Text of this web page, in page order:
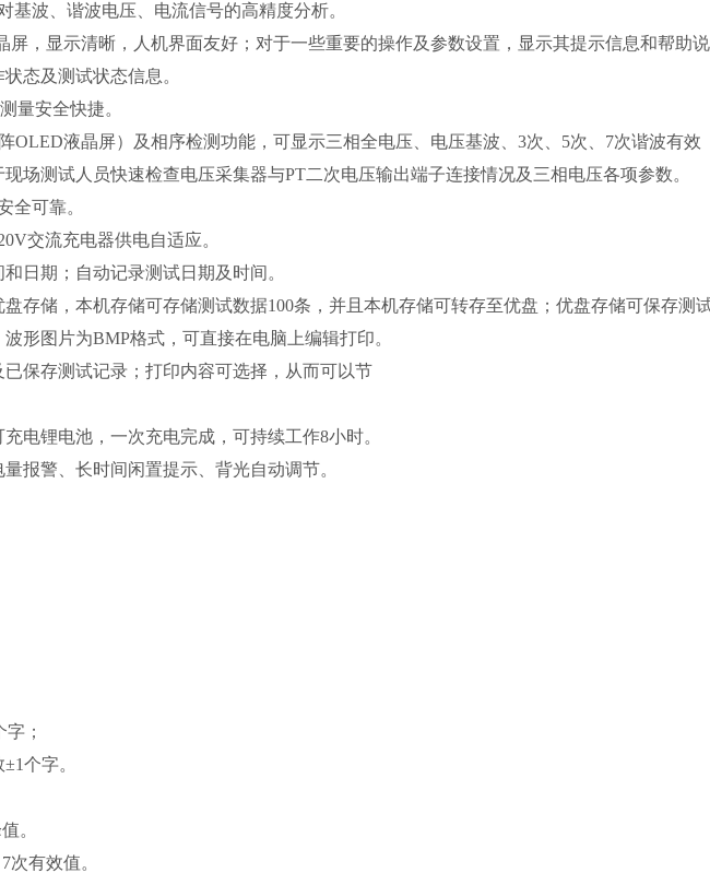
基波、谐波电压、电流信号的高精度分析。
屏，显示清晰，人机界面友好；对于一些重要的操作及参数设置，显示其提示信息和帮助说
态及测试状态信息。
量安全快捷。
OLED液晶屏）及相序检测功能，可显示三相全电压、电压基波、3次、5次、7次谐波有效
场测试人员快速检查电压采集器与PT二次电压输出端子连接情况及三相电压各项参数。
全可靠。
交流充电器供电自适应。
日期；自动记录测试日期及时间。
存储，本机存储可存储测试数据100条，并且本机存储可转存至优盘；优盘存储可保存测
形图片为BMP格式，可直接在电脑上编辑打印。
保存测试记录；打印内容可选择，从而可以节
电锂电池，一次充电完成，可持续工作8小时。
报警、长时间闲置提示、背光自动调节。
；
个字。
。
次有效值。